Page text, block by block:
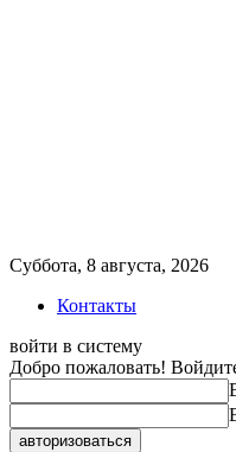
Суббота, 8 августа, 2026
Контакты
войти в систему
Добро пожаловать!